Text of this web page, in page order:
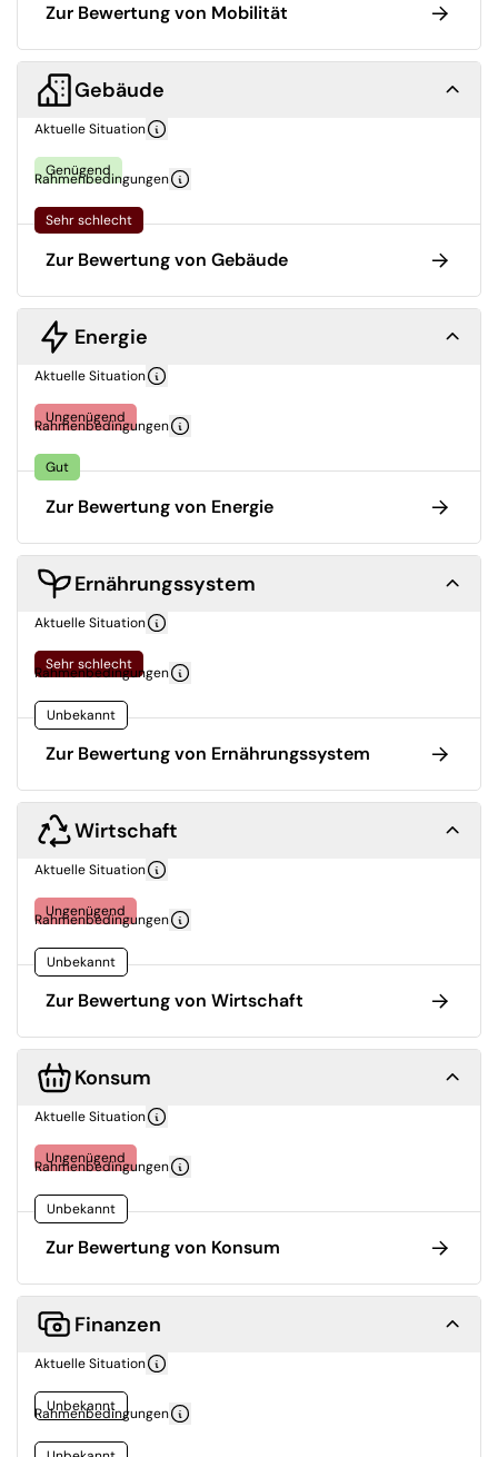
Zur Bewertung von Mobilität
Gebäude
Aktuelle Situation
Genügend
Rahmenbedingungen
Sehr schlecht
Zur Bewertung von Gebäude
Energie
Aktuelle Situation
Ungenügend
Rahmenbedingungen
Gut
Zur Bewertung von Energie
Ernährungssystem
Aktuelle Situation
Sehr schlecht
Rahmenbedingungen
Unbekannt
Zur Bewertung von Ernährungssystem
Wirtschaft
Aktuelle Situation
Ungenügend
Rahmenbedingungen
Unbekannt
Zur Bewertung von Wirtschaft
Konsum
Aktuelle Situation
Ungenügend
Rahmenbedingungen
Unbekannt
Zur Bewertung von Konsum
Finanzen
Aktuelle Situation
Unbekannt
Rahmenbedingungen